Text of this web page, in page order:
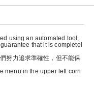
using an automated tool,
that it is completel
努力追求準確性，但不能保
menu in the upper left corn